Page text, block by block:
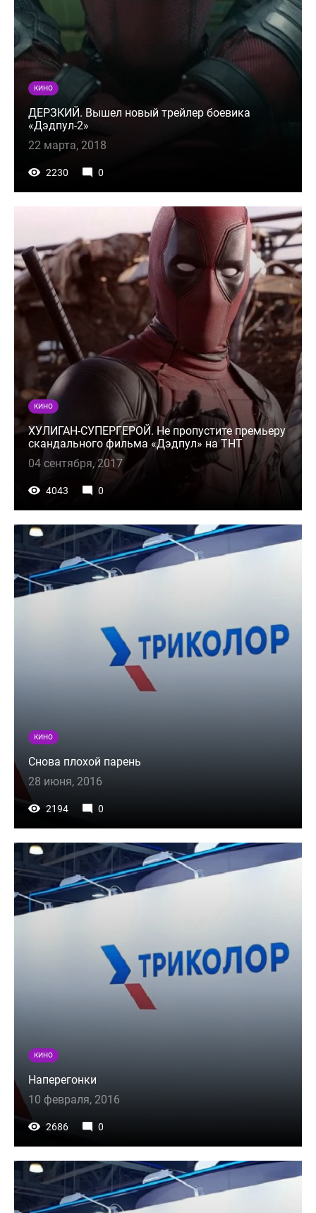
КИНО
ДЕРЗКИЙ. Вышел новый трейлер боевика
«Дэдпул-2»
22 марта, 2018
2230 0
КИНО
ХУЛИГАН-СУПЕРГЕРОЙ. Не пропустите премьеру
скандального фильма «Дэдпул» на ТНТ
04 сентября, 2017
4043 0
КИНО
Снова плохой парень
28 июня, 2016
2194 0
КИНО
Наперегонки
10 февраля, 2016
2686 0